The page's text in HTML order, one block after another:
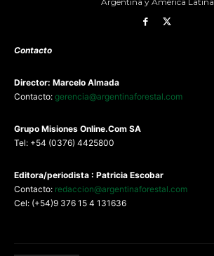
Contacto
Director: Marcelo Almada
Contacto: gerencia@argentinaforestal.com
Grupo Misiones Online.Com SA
Tel: +54 (0376) 4425800
Editora/periodista : Patricia Escobar
Contacto: redaccion@argentinaforestal.com
Cel: (+54)9 376 15 4 131636